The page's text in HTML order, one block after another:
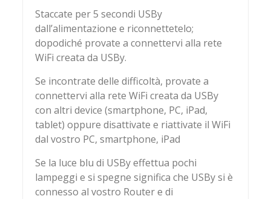
Staccate per 5 secondi USBy
dall’alimentazione e riconnettetelo;
dopodiché provate a connettervi alla rete
WiFi creata da USBy.
Se incontrate delle difficoltà, provate a
connettervi alla rete WiFi creata da USBy
con altri device (smartphone, PC, iPad,
tablet) oppure disattivate e riattivate il WiFi
dal vostro PC, smartphone, iPad
Se la luce blu di USBy effettua pochi
lampeggi e si spegne significa che USBy si è
connesso al vostro Router e di